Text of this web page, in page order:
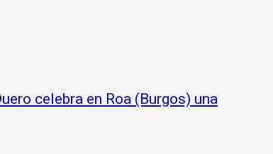
celebra en Roa (Burgos) una